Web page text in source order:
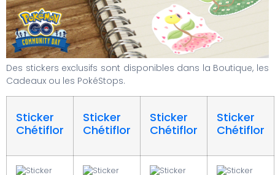
Des stickers exclusifs sont disponibles dans la Boutique, les
Cadeaux ou les PokéStops.
Sticker
Chétiflor
Sticker
Chétiflor
Sticker
Chétiflor
Sticker
Chétiflor